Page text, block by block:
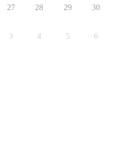
27 28 29 30
3 4 5 6